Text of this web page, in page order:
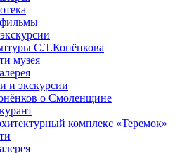
С.Т.Конёнкова
музея
и экскурсии
о Смоленщине
комплекс «Теремок»